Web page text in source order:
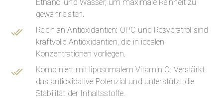
Ethanol und Wasser, um maximale Reinheit zu
gewährleisten.
Reich an Antioxidantien: OPC und Resveratrol sind
kraftvolle Antioxidantien, die in idealen
Konzentrationen vorliegen.
Kombiniert mit liposomalem Vitamin C: Verstärkt
das antioxidative Potenzial und unterstützt die
Stabilität der Inhaltsstoffe.